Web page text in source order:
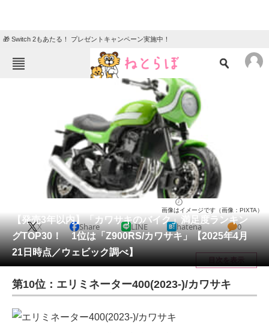
🎁 Switch 2もあたる！ プレゼントキャンペーン実施中！
ニュース
クイズ
地域
教育・育児
リサーチ
会員記事
メディア
注目記事を集めた総合ページ
ITの今と未来を見通す
スマホと通信の最新トレンド
【発売3年以内】「カワサキのバイク」満足度ランキン
グTOP30！ 1位は「Z900RS/カワサキ」【2025年4月
21日時点／ウェビック調べ】
画像はイメージです（画像：PIXTA）
X Share LINE hatena 0
目次を表示
第10位：エリミネーター400(2023-)/カワサキ